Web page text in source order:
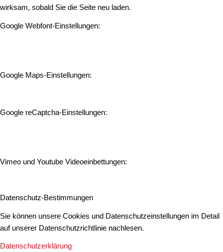
wirksam, sobald Sie die Seite neu laden.
Google Webfont-Einstellungen:
Google Maps-Einstellungen:
Google reCaptcha-Einstellungen:
Vimeo und Youtube Videoeinbettungen:
Datenschutz-Bestimmungen
Sie können unsere Cookies und Datenschutzeinstellungen im Detail
auf unserer Datenschutzrichtlinie nachlesen.
Datenschutzerklärung